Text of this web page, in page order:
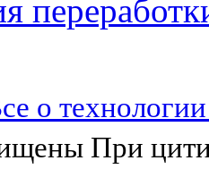
о
При